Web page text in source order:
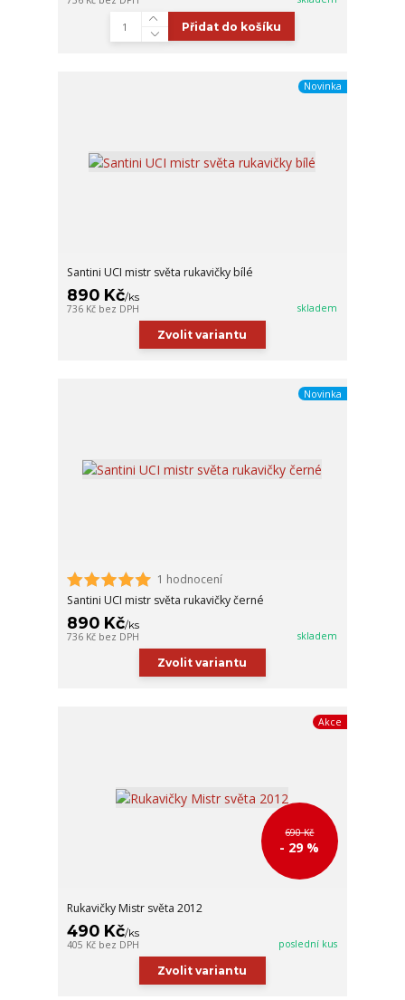
Přidat do košíku
Novinka
Santini UCI mistr světa rukavičky bílé
890 Kč/ks
736 Kč bez DPH skladem
Zvolit variantu
Novinka
1 hodnocení
Santini UCI mistr světa rukavičky černé
890 Kč/ks
736 Kč bez DPH skladem
Zvolit variantu
Akce
690 Kč
- 29 %
Rukavičky Mistr světa 2012
490 Kč/ks
405 Kč bez DPH poslední kus
Zvolit variantu